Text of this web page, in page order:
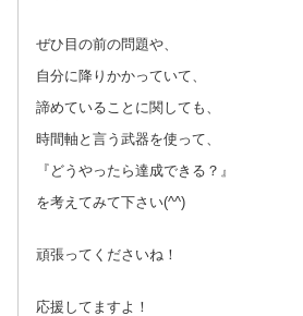
ぜひ目の前の問題や、
自分に降りかかっていて、
諦めていることに関しても、
時間軸と言う武器を使って、
『どうやったら達成できる？』
を考えてみて下さい(^^)
頑張ってくださいね！
応援してますよ！